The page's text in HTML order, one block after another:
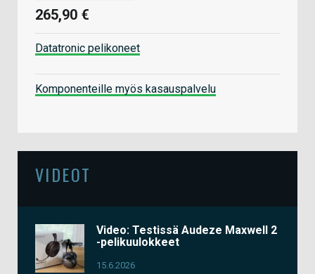
265,90 €
Datatronic pelikoneet
Komponenteille myös kasauspalvelu
VIDEOT
Video: Testissä Audeze Maxwell 2
-pelikuulokkeet
15.6.2026